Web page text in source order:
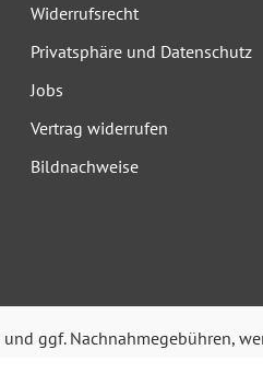
Widerrufsrecht
Privatsphäre und Datenschutz
Jobs
Vertrag widerrufen
Bildnachweise
und ggf. Nachnahmegebühren,